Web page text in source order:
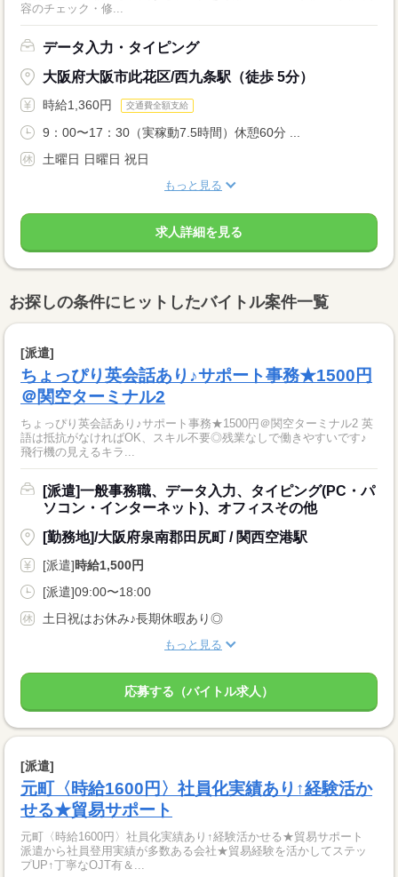
容のチェック・修...
データ入力・タイピング
大阪府大阪市此花区/西九条駅（徒歩 5分）
時給1,360円 交通費全額支給
9：00〜17：30（実稼動7.5時間）休憩60分 ...
土曜日 日曜日 祝日
もっと見る
求人詳細を見る
お探しの条件にヒットしたバイトル案件一覧
[派遣]
ちょっぴり英会話あり♪サポート事務★1500円
＠関空ターミナル2
ちょっぴり英会話あり♪サポート事務★1500円＠関空ターミナル2 英
語は抵抗がなければOK、スキル不要◎残業なしで働きやすいです♪
飛行機の見えるキラ...
[派遣]一般事務職、データ入力、タイピング(PC・パ
ソコン・インターネット)、オフィスその他
[勤務地]/大阪府泉南郡田尻町 / 関西空港駅
[派遣]時給1,500円
[派遣]09:00〜18:00
土日祝はお休み♪長期休暇あり◎
もっと見る
応募する（バイトル求人）
[派遣]
元町〈時給1600円〉社員化実績あり↑経験活か
せる★貿易サポート
元町〈時給1600円〉社員化実績あり↑経験活かせる★貿易サポート
派遣から社員登用実績が多数ある会社★貿易経験を活かしてステッ
プUP↑丁寧なOJT有＆...